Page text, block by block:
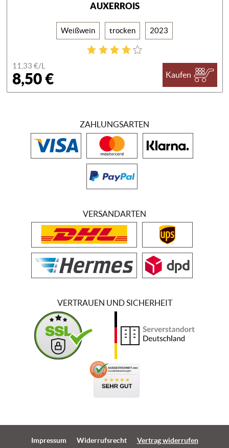
AUXERROIS
Weißwein trocken 2023
11,33 €/L
8,50 € Kaufen
ZAHLUNGSARTEN
VERSANDARTEN
VERTRAUEN UND SICHERHEIT
Impressum Widerrufsrecht
Vertrag widerrufen